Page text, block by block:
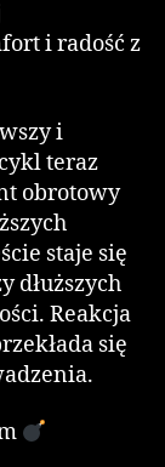
i radość z
i
teraz
obrotowy
staje się
dłuższych
Reakcja
się